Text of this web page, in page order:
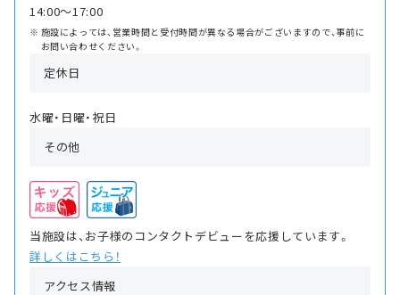
14:00〜17:00
施設によっては、営業時間と受付時間が異なる場合がございますので、事前に
お問い合わせください。
定休日
水曜・日曜・祝日
その他
当施設は、お子様のコンタクトデビューを応援しています。
詳しくはこちら！
アクセス情報